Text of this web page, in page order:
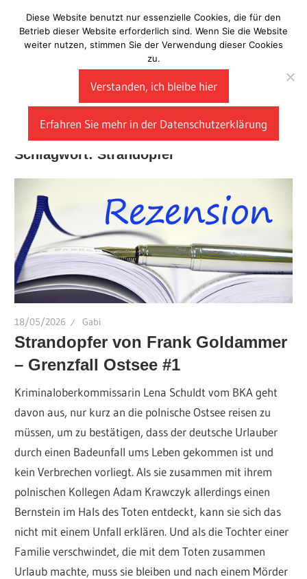
Inhalt
springen
Laberladen
Schlagwort:Strandopfer
18/05/2026 Gabi
Strandopfer von Frank Goldammer
– Grenzfall Ostsee #1
Kriminaloberkommissarin Lena Schuldt vom BKA geht
davon aus, nur kurz an die polnische Ostsee reisen zu
müssen, um zu bestätigen, dass der deutsche Urlauber
durch einen Badeunfall ums Leben gekommen ist und
kein Verbrechen vorliegt. Als sie zusammen mit ihrem
polnischen Kollegen Adam Krawczyk allerdings einen
Bernstein im Hals des Toten entdeckt, kann sie sich das
nicht mit einem Unfall erklären. Und als die Tochter einer
Familie verschwindet, die mit dem Toten zusammen
Urlaub machte, muss sie bleiben und nach einem Mörder
Diese Website benutzt nur essenzielle Cookies, die für den
Betrieb dieser Website erforderlich sind. Wenn Sie die Website
weiter nutzen, stimmen Sie der Verwendung dieser Cookies
zu.
Verstanden, ich bleibe hier
Erfahren Sie mehr in der Datenschutzerklärung